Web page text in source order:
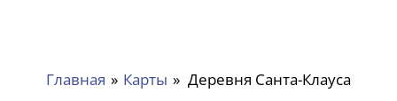
Главная » Карты » Деревня Санта-Клауса